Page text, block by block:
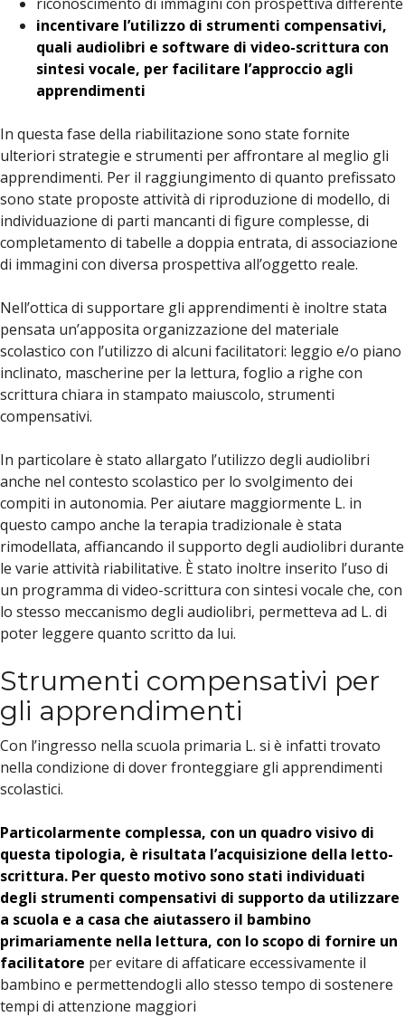
incentivare l’utilizzo di strumenti compensativi,
quali audiolibri e software di video-scrittura con
sintesi vocale, per facilitare l’approccio agli
apprendimenti
In questa fase della riabilitazione sono state fornite
ulteriori strategie e strumenti per affrontare al meglio gli
apprendimenti. Per il raggiungimento di quanto prefissato
sono state proposte attività di riproduzione di modello, di
individuazione di parti mancanti di figure complesse, di
completamento di tabelle a doppia entrata, di associazione
di immagini con diversa prospettiva all’oggetto reale.
Nell’ottica di supportare gli apprendimenti è inoltre stata
pensata un’apposita organizzazione del materiale
scolastico con l’utilizzo di alcuni facilitatori: leggio e/o piano
inclinato, mascherine per la lettura, foglio a righe con
scrittura chiara in stampato maiuscolo, strumenti
compensativi.
In particolare è stato allargato l’utilizzo degli audiolibri
anche nel contesto scolastico per lo svolgimento dei
compiti in autonomia. Per aiutare maggiormente L. in
questo campo anche la terapia tradizionale è stata
rimodellata, affiancando il supporto degli audiolibri durante
le varie attività riabilitative. È stato inoltre inserito l’uso di
un programma di video-scrittura con sintesi vocale che, con
lo stesso meccanismo degli audiolibri, permetteva ad L. di
poter leggere quanto scritto da lui.
Strumenti compensativi per
gli apprendimenti
Con l’ingresso nella scuola primaria L. si è infatti trovato
nella condizione di dover fronteggiare gli apprendimenti
scolastici.
Particolarmente complessa, con un quadro visivo di
questa tipologia, è risultata l’acquisizione della letto-
scrittura. Per questo motivo sono stati individuati
degli strumenti compensativi di supporto da utilizzare
a scuola e a casa che aiutassero il bambino
primariamente nella lettura, con lo scopo di fornire un
facilitatore per evitare di affaticare eccessivamente il
bambino e permettendogli allo stesso tempo di sostenere
tempi di attenzione maggiori